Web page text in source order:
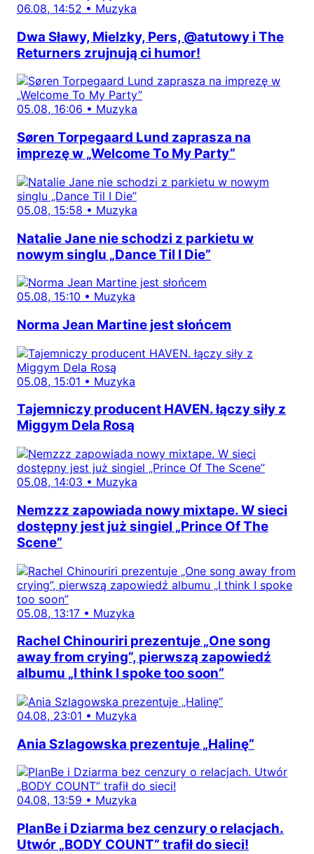
06.08, 14:52 • Muzyka
Dwa Sławy, Mielzky, Pers, @atutowy i The
Returners zrujnują ci humor!
05.08, 16:06 • Muzyka
Søren Torpegaard Lund zaprasza na
imprezę w „Welcome To My Party”
05.08, 15:58 • Muzyka
Natalie Jane nie schodzi z parkietu w
nowym singlu „Dance Til I Die”
05.08, 15:10 • Muzyka
Norma Jean Martine jest słońcem
05.08, 15:01 • Muzyka
Tajemniczy producent HAVEN. łączy siły z
Miggym Dela Rosą
05.08, 14:03 • Muzyka
Nemzzz zapowiada nowy mixtape. W sieci
dostępny jest już singiel „Prince Of The
Scene”
05.08, 13:17 • Muzyka
Rachel Chinouriri prezentuje „One song
away from crying”, pierwszą zapowiedź
albumu „I think I spoke too soon”
04.08, 23:01 • Muzyka
Ania Szlagowska prezentuje „Halinę”
04.08, 13:59 • Muzyka
PlanBe i Dziarma bez cenzury o relacjach.
Utwór „BODY COUNT” trafił do sieci!